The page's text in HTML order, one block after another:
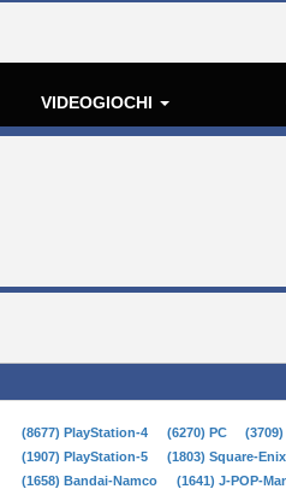
VIDEOGIOCHI
(8677) PlayStation-4 (6270) PC
(1907) PlayStation-5
(1803) Square-Enix
(1658) Bandai-Namco
(1641) J-POP-